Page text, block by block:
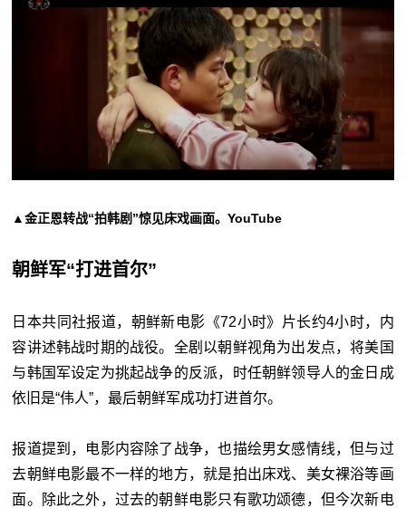
▲金正恩转战“拍韩剧”惊见床戏画面。YouTube
朝鲜军“打进首尔”
日本共同社报道，朝鲜新电影《72小时》片长约4小时，内
容讲述韩战时期的战役。全剧以朝鲜视角为出发点，将美国
与韩国军设定为挑起战争的反派，时任朝鲜领导人的金日成
依旧是“伟人”，最后朝鲜军成功打进首尔。
报道提到，电影内容除了战争，也描绘男女感情线，但与过
去朝鲜电影最不一样的地方，就是拍出床戏、美女裸浴等画
面。除此之外，过去的朝鲜电影只有歌功颂德，但今次新电